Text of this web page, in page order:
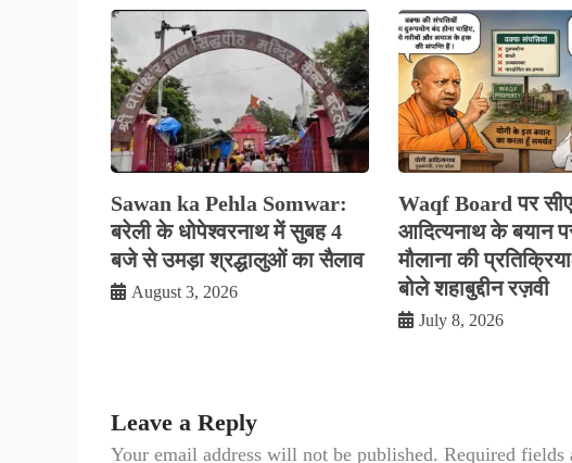
Sawan ka Pehla Somwar:
बरेली के धोपेश्वरनाथ में सुबह 4
बजे से उमड़ा श्रद्धालुओं का सैलाव
August 3, 2026
Waqf Board पर
आदित्यनाथ के बयान
मौलाना की
बोले शहाबुद्दीन रज़वी
July 8, 2026
Leave a Reply
Your email address will not be published. Required fields